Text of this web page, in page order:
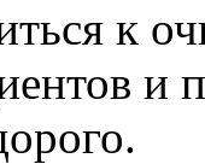
к
и